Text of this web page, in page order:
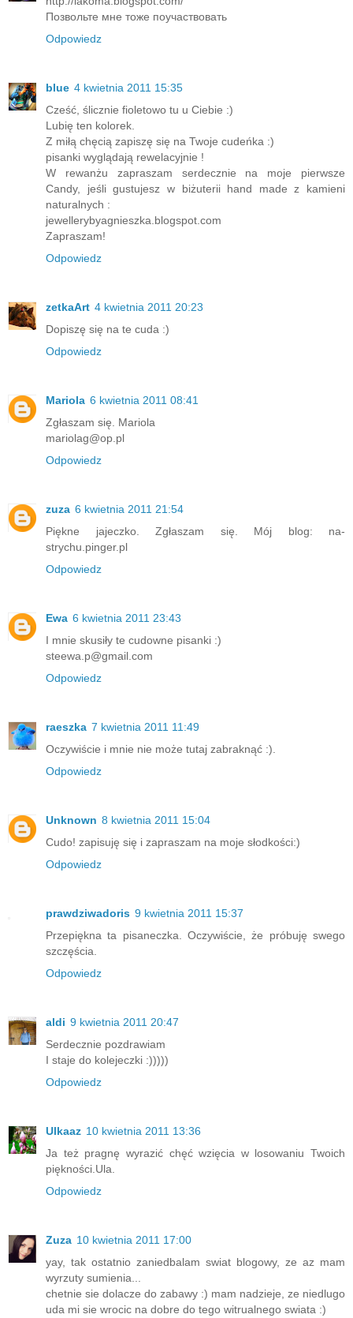
Позвольте мне тоже поучаствовать
Odpowiedz
blue 4 kwietnia 2011 15:35
Cześć, ślicznie fioletowo tu u Ciebie :)
Lubię ten kolorek.
Z miłą chęcią zapiszę się na Twoje cudeńka :)
pisanki wyglądają rewelacyjnie !
W rewanżu zapraszam serdecznie na moje pierwsze
Candy, jeśli gustujesz w biżuterii hand made z kamieni
naturalnych :
jewellerybyagnieszka.blogspot.com
Zapraszam!
Odpowiedz
zetkaArt 4 kwietnia 2011 20:23
Dopiszę się na te cuda :)
Odpowiedz
Mariola 6 kwietnia 2011 08:41
Zgłaszam się. Mariola
mariolag@op.pl
Odpowiedz
zuza 6 kwietnia 2011 21:54
Piękne jajeczko. Zgłaszam się. Mój blog: na-
strychu.pinger.pl
Odpowiedz
Ewa 6 kwietnia 2011 23:43
I mnie skusiły te cudowne pisanki :)
steewa.p@gmail.com
Odpowiedz
raeszka 7 kwietnia 2011 11:49
Oczywiście i mnie nie może tutaj zabraknąć :).
Odpowiedz
Unknown 8 kwietnia 2011 15:04
Cudo! zapisuję się i zapraszam na moje słodkości:)
Odpowiedz
prawdziwadoris 9 kwietnia 2011 15:37
Przepiękna ta pisaneczka. Oczywiście, że próbuję swego
szczęścia.
Odpowiedz
aldi 9 kwietnia 2011 20:47
Serdecznie pozdrawiam
I staje do kolejeczki :)))))
Odpowiedz
Ulkaaz 10 kwietnia 2011 13:36
Ja też pragnę wyrazić chęć wzięcia w losowaniu Twoich
piękności.Ula.
Odpowiedz
Zuza 10 kwietnia 2011 17:00
yay, tak ostatnio zaniedbalam swiat blogowy, ze az mam
wyrzuty sumienia...
chetnie sie dolacze do zabawy :) mam nadzieje, ze niedlugo
uda mi sie wrocic na dobre do tego witrualnego swiata :)